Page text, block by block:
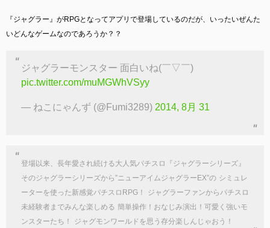
『ジャグラー』がRPGとなってアプリで登場しているのだが、いったいぜんた
いどんなゲームなのであろうか？？
ジャグラーモンスター 面白いね(￣▽￣)
pic.twitter.com/muMGWhVSyy
— ねこにゃんず (@Fumi3289) 2014, 8月 31
登場以来、長年愛され続ける大人気パチスロ『ジャグラーシリーズ』
そのジャグラーシリーズから”ニューアイムジャグラーEX”の シミュレ
ーターを使った新感覚パチスロRPG！
ジャグラーファンからパチスロ
未経験者までみんな楽しめる 簡単操作！おなじみ演出！可愛く強いモ
ンスターたち！
ジャグモンワールドを思う存分楽しんじゃおう！